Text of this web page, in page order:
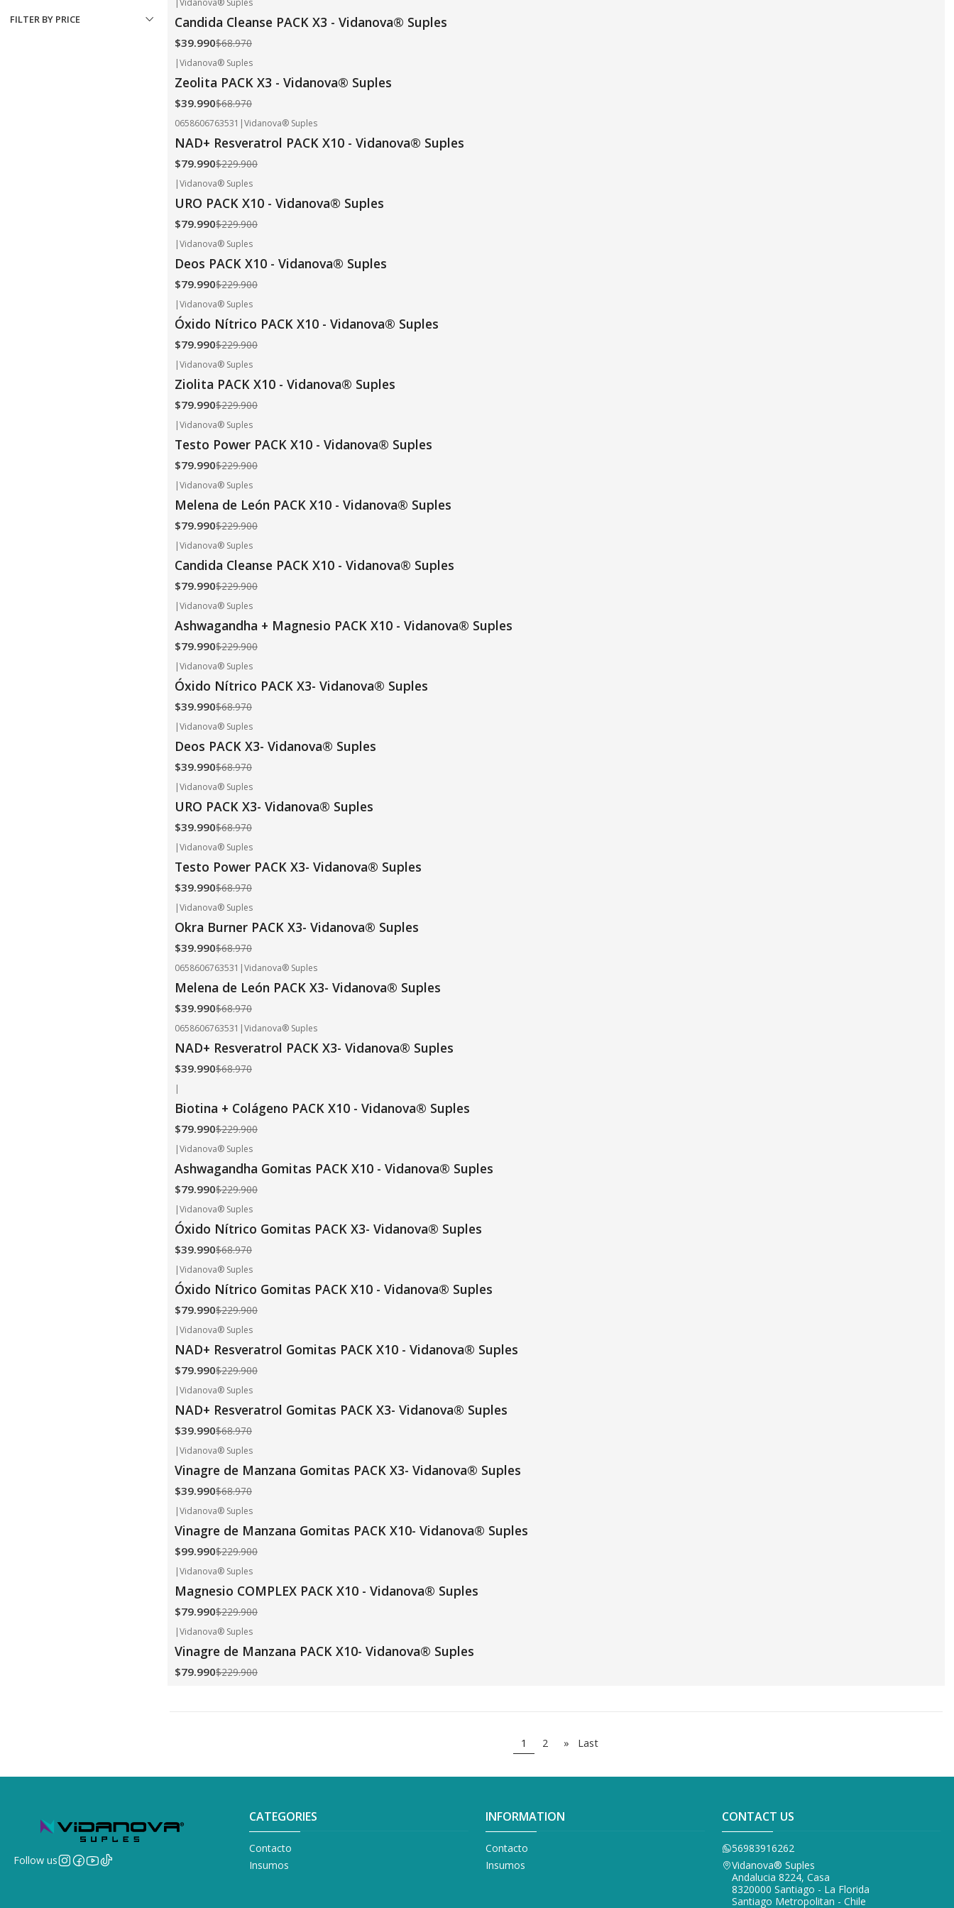
FILTER BY PRICE Candida Cleanse PACK X3 - Vidanova® Suples
$39.990$68.970
|Vidanova® Suples
Zeolita PACK X3 - Vidanova® Suples
$39.990$68.970
0658606763531 |Vidanova® Suples
NAD+ Resveratrol PACK X10 - Vidanova® Suples
$79.990$229.900
|Vidanova® Suples
URO PACK X10 - Vidanova® Suples
$79.990$229.900
|Vidanova® Suples
Deos PACK X10 - Vidanova® Suples
$79.990$229.900
-65%
|Vidanova® Suples
Óxido Nítrico PACK X10 - Vidanova® Suples
$79.990$229.900
|Vidanova® Suples
Ziolita PACK X10 - Vidanova® Suples
$79.990$229.900
|Vidanova® Suples
Testo Power PACK X10 - Vidanova® Suples
$79.990$229.900
|Vidanova® Suples
Melena de León PACK X10 - Vidanova® Suples
$79.990$229.900
|Vidanova® Suples
Candida Cleanse PACK X10 - Vidanova® Suples
$79.990$229.900
|Vidanova® Suples
Ashwagandha + Magnesio PACK X10 - Vidanova® Suples
$79.990$229.900
-42%
|Vidanova® Suples
Óxido Nítrico PACK X3- Vidanova® Suples
$39.990$68.970
|Vidanova® Suples
Deos PACK X3- Vidanova® Suples
$39.990$68.970
|Vidanova® Suples
URO PACK X3- Vidanova® Suples
$39.990$68.970
|Vidanova® Suples
Testo Power PACK X3- Vidanova® Suples
$39.990$68.970
|Vidanova® Suples
Okra Burner PACK X3- Vidanova® Suples
$39.990$68.970
0658606763531 |Vidanova® Suples
Melena de León PACK X3- Vidanova® Suples
$39.990$68.970
0658606763531 |Vidanova® Suples
NAD+ Resveratrol PACK X3- Vidanova® Suples
$39.990$68.970
|
Biotina + Colágeno PACK X10 - Vidanova® Suples
$79.990$229.900
|Vidanova® Suples
Ashwagandha Gomitas PACK X10 - Vidanova® Suples
$79.990$229.900
-42%
|Vidanova® Suples
Óxido Nítrico Gomitas PACK X3- Vidanova® Suples
$39.990$68.970
-65%
|Vidanova® Suples
Óxido Nítrico Gomitas PACK X10 - Vidanova® Suples
$79.990$229.900
|Vidanova® Suples
NAD+ Resveratrol Gomitas PACK X10 - Vidanova® Suples
$79.990$229.900
|Vidanova® Suples
NAD+ Resveratrol Gomitas PACK X3- Vidanova® Suples
$39.990$68.970
|Vidanova® Suples
Vinagre de Manzana Gomitas PACK X3- Vidanova® Suples
$39.990$68.970
|Vidanova® Suples
Vinagre de Manzana Gomitas PACK X10- Vidanova® Suples
$99.990$229.900
|Vidanova® Suples
Magnesio COMPLEX PACK X10 - Vidanova® Suples
$79.990$229.900
|Vidanova® Suples
Vinagre de Manzana PACK X10- Vidanova® Suples
$79.990$229.900
1 2 » Last
Follow us
CATEGORIES
Contacto
Insumos
INFORMATION
Contacto
Insumos
CONTACT US
56983916262
Vidanova® Suples
Andalucia 8224, Casa
8320000 Santiago - La Florida
Santiago Metropolitan - Chile